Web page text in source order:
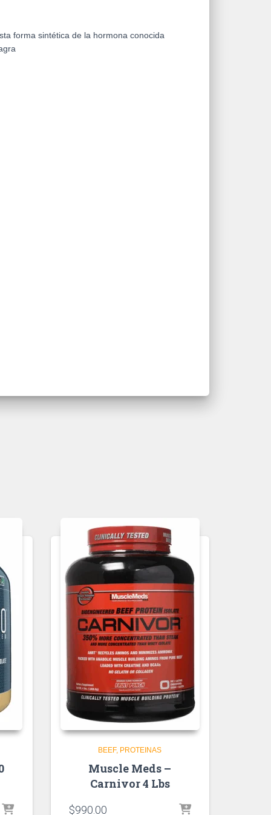
forma sintética de la hormona conocida
BEEF PROTEINAS
Muscle Meds –
Carnivor 4 Lbs
$990.00